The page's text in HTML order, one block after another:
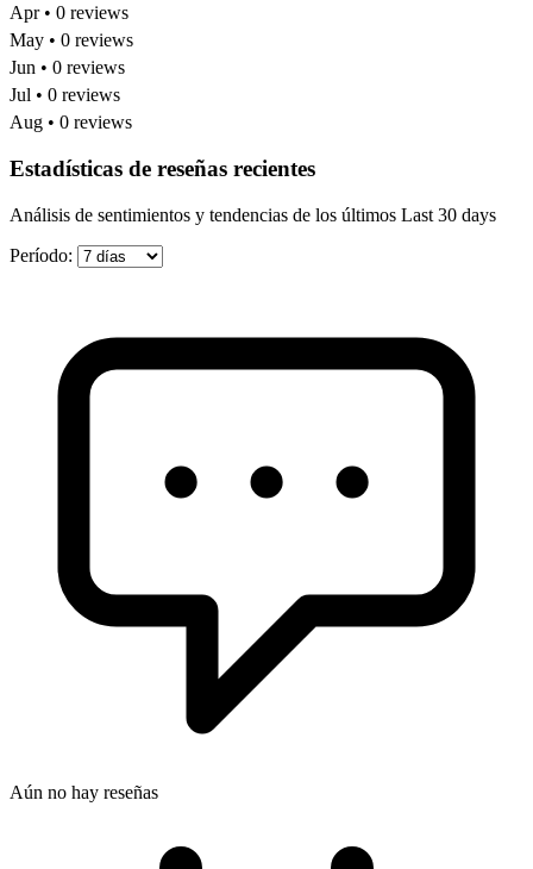
Apr • 0 reviews
May • 0 reviews
Jun • 0 reviews
Jul • 0 reviews
Aug • 0 reviews
Estadísticas de reseñas recientes
Análisis de sentimientos y tendencias de los últimos Last 30 days
Período:
Aún no hay reseñas